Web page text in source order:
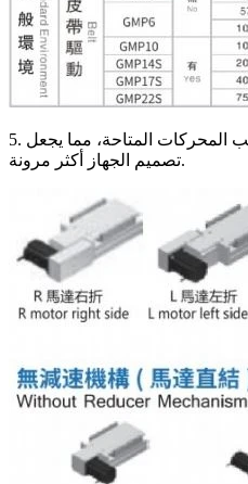
5. مواقف متعددة الاتجاهات تركيب المحركات المتاحة، مما يجعل
تصميم الجهاز أكثر مرونة.